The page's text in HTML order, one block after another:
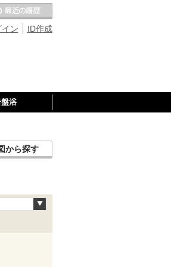
ID作成
イン
入りの温泉
浴
から探す